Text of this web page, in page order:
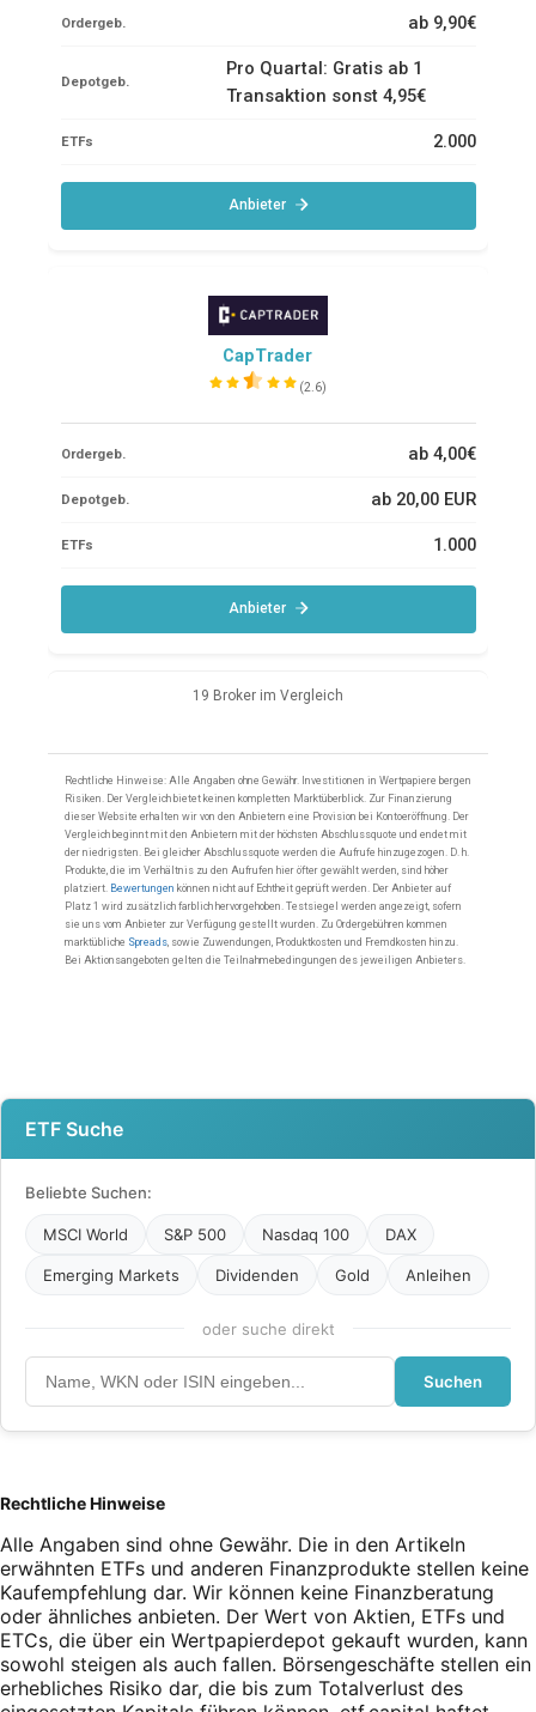
ETF Suche
Beliebte Suchen:
MSCI World S&P 500 Nasdaq 100 DAX
Emerging Markets Dividenden Gold Anleihen
oder suche direkt
Suchen
Rechtliche Hinweise
Alle Angaben sind ohne Gewähr. Die in den Artikeln
erwähnten ETFs und anderen Finanzprodukte stellen keine
Kaufempfehlung dar. Wir können keine Finanzberatung
oder ähnliches anbieten. Der Wert von Aktien, ETFs und
ETCs, die über ein Wertpapierdepot gekauft wurden, kann
sowohl steigen als auch fallen. Börsengeschäfte stellen ein
erhebliches Risiko dar, die bis zum Totalverlust des